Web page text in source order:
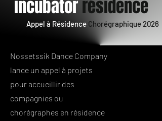
incubatorrésidence
Appel à Résidence Chorégraphique 2026
Nossetssik Dance Company
lance un appel à projets
pour accueillir des
compagnies ou
chorégraphes en résidence